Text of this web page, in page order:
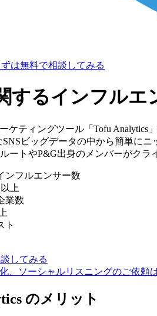
ずは無料で相談してみる
するインフルエ
ケティングツール「Tofu
SNSビッグデータの中から簡単に
ートやP&G出身のメンバーがクラ
ンフルエンサー数
上
業数
ト
してみる
、ソーシャルリスニングのご依頼
のメリット